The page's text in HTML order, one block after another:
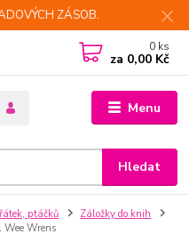
ZÁSOB.
Menu
Hledat
0 ks
za 0,00 Kč
ptáčků
Záložky do knih
Wrens